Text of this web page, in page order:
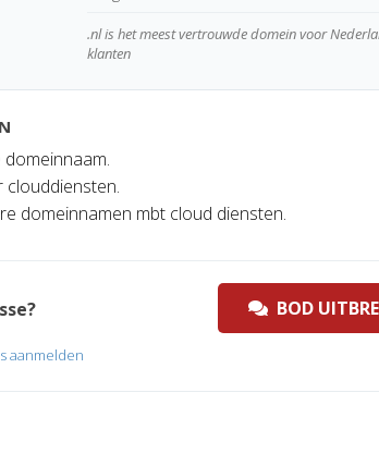
.nl is het meest vertrouwde domein voor
klanten
domeinnamen mbt cloud diensten.
BOD
aanmelden